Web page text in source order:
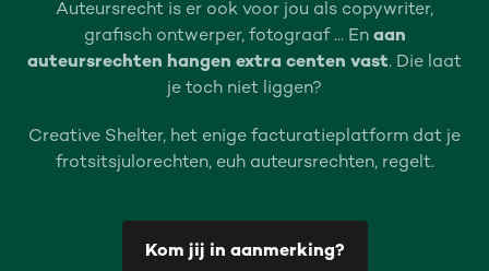
Auteursrecht is er ook voor jou als copywriter,
grafisch ontwerper, fotograaf ... Enaan
auteursrechten hangen extra centen vast. Die laat
je toch niet liggen?
Creative Shelter, het enige facturatieplatform dat je
frotsitsjulorechten, euh auteursrechten, regelt.
Kom jij in aanmerking?